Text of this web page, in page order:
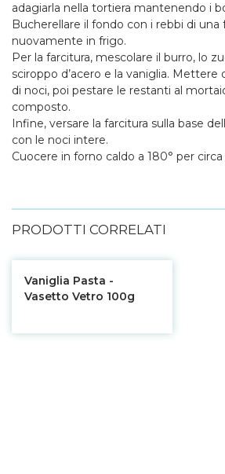
adagiarla nella tortiera mantenendo i
Bucherellare il fondo con i rebbi di
nuovamente in frigo.
Per la farcitura, mescolare il burro, lo
sciroppo d’acero e la vaniglia.
di noci, poi pestare le restanti al
composto.
Infine, versare la farcitura sulla base
con le noci intere.
Cuocere in forno caldo a 180° per
PRODOTTI CORRELATI
Vaniglia Pasta -
Vasetto Vetro 100g